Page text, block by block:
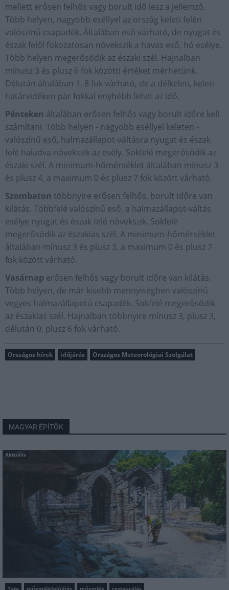
mellett erősen felhős vagy borult idő lesz a jellemző.
Több helyen, nagyobb eséllyel az ország keleti felén
valószínű csapadék. Általában eső várható, de nyugat és
észak felől fokozatosan növekszik a havas eső, hó esélye.
Több helyen megerősödik az északi szél. Hajnalban
mínusz 3 és plusz 6 fok közötti értéket mérhetünk.
Délután általában 1, 8 fok várható, de a délkeleti, keleti
határvidéken pár fokkal enyhébb lehet az idő.
Pénteken általában erősen felhős vagy borult időre kell
számítani. Több helyen - nagyobb eséllyel keleten -
valószínű eső, halmazállapot-váltásra nyugat és észak
felé haladva növekszik az esély. Sokfelé megerősödik az
északi szél. A minimum-hőmérséklet általában mínusz 3
és plusz 4, a maximum 0 és plusz 7 fok között várható.
Szombaton többnyire erősen felhős, borult időre van
kilátás. Többfelé valószínű eső, a halmazállapot-váltás
esélye nyugat és észak felé növekszik. Sokfelé
megerősödik az északias szél. A minimum-hőmérséklet
általában mínusz 3 és plusz 3, a maximum 0 és plusz 7
fok között várható.
Vasárnap erősen felhős vagy borult időre van kilátás.
Több helyen, de már kisebb mennyiségben valószínű
vegyes halmazállapotú csapadék. Sokfelé megerősödik
az északias szél. Hajnalban többnyire mínusz 3, plusz 3,
délután 0, plusz 6 fok várható.
Országos hírek időjárás Országos Meteorológiai Szolgálat
MAGYAR ÉPÍTŐK
Aktuális
Tata műemlékfelújítás műemlék restaurálás